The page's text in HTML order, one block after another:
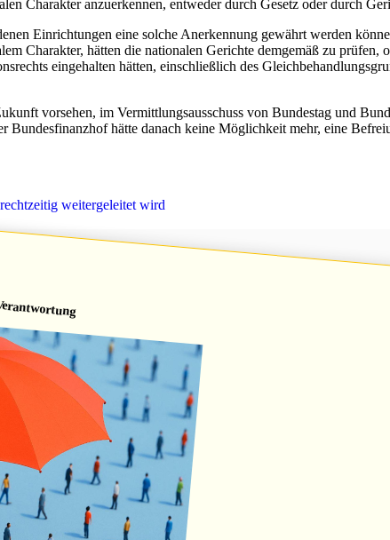
Charakter anzuerkennen, entweder durch Gesetz oder durch
Einrichtungen eine solche Anerkennung gewährt werden
Charakter, hätten die nationalen Gerichte demgemäß zu prüfen,
eingehalten hätten, einschließlich des
vorsehen, im Vermittlungsausschuss von Bundestag und
hätte danach keine Möglichkeit mehr, eine
weitergeleitet wird